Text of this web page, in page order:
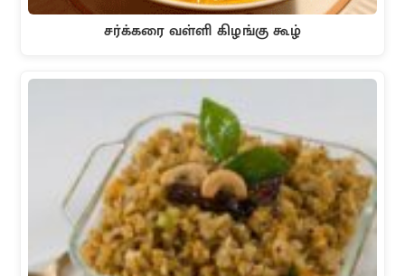
சர்க்கரை வள்ளி கிழங்கு கூழ்